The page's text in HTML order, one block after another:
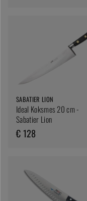
SABATIER LION
Ideal Koksmes 20 cm -
Sabatier Lion
€ 128